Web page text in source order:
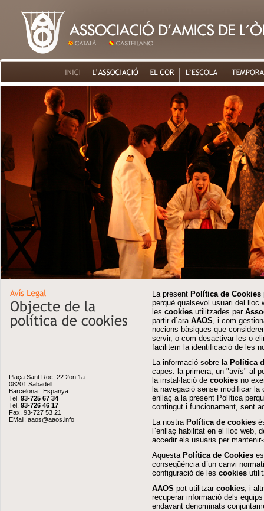
Plaça Sant Roc, 22 2on 1a
08201 Sabadell
Barcelona . Espanya
Tel. 93-725 67 34
Tel. 93-726 46 17
Fax. 93-727 53 21
EMail: aaos@aaos.info
La present Política de Cookies
perquè qualsevol usuari del lloc
les cookies utilitzades per
partir d`ara AAOS, i com
nocions bàsiques que
servir, o com desactivar-les o
facilitem la identificació de les
La informació sobre la Política
capes: la primera, un "avís" al
la instal·lació de cookies no
la navegació sense modificar la
enllaç a la present Política
contingut i funcionament, sent
La nostra Política de cookies
l`enllaç habilitat en el lloc web,
accedir els usuaris per
Aquesta Política de Cookies
conseqüència d`un canvi
configuració de les cookies
AAOS pot utilitzar cookies, i
recuperar informació dels
endavant denominats